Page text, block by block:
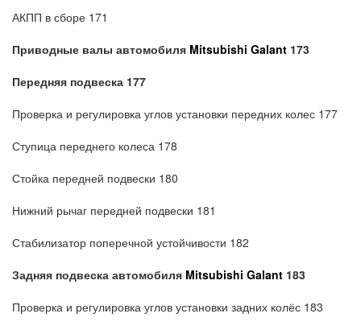
АКПП в сборе 171
Приводные валы автомобиля Mitsubishi Galant 173
Передняя подвеска 177
Проверка и регулировка углов установки передних колес 177
Ступица переднего колеса 178
Стойка передней подвески 180
Нижний рычаг передней подвески 181
Стабилизатор поперечной устойчивости 182
Задняя подвеска автомобиля Mitsubishi Galant 183
Проверка и регулировка углов установки задних колёс 183